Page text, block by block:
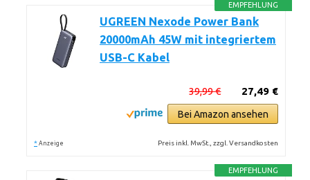
EMPFEHLUNG
UGREEN Nexode Power Bank
20000mAh 45W mit integriertem
USB-C Kabel
27,49 €
39,99 €
Bei Amazon ansehen
* Anzeige Preis inkl. MwSt., zzgl. Versandkosten
EMPFEHLUNG